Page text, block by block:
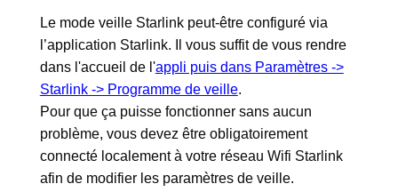
Le mode veille Starlink peut-être configuré via
l’application Starlink. Il vous suffit de vous rendre
dans l'accueil de l'appli puis dans Paramètres ->
Starlink -> Programme de veille.
Pour que ça puisse fonctionner sans aucun
problème, vous devez être obligatoirement
connecté localement à votre réseau Wifi Starlink
afin de modifier les paramètres de veille.